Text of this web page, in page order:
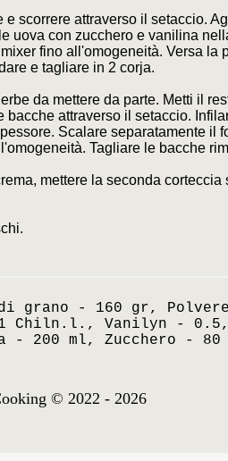
scorrere attraverso il setaccio.
uova con zucchero e vanilina
fino all'omogeneità. Versa la
e tagliare in 2 corja.
da mettere da parte. Metti il
attraverso il setaccio.
Scalare separatamente il
Tagliare le bacche
mettere la seconda
grano - 160 gr,
Chiln.l., Vanilyn - 0.5,
- 200 ml, Zucchero -
© 2022 - 2026